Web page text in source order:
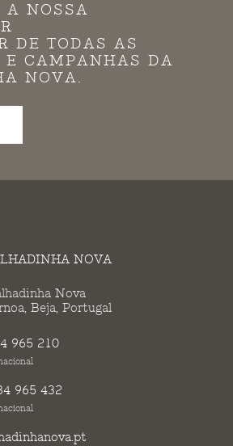
A NOSSA
DE TODAS AS
E CAMPANHAS DA
NOVA.
NOVA
Nova
Beja, Portugal
965 210
965 432